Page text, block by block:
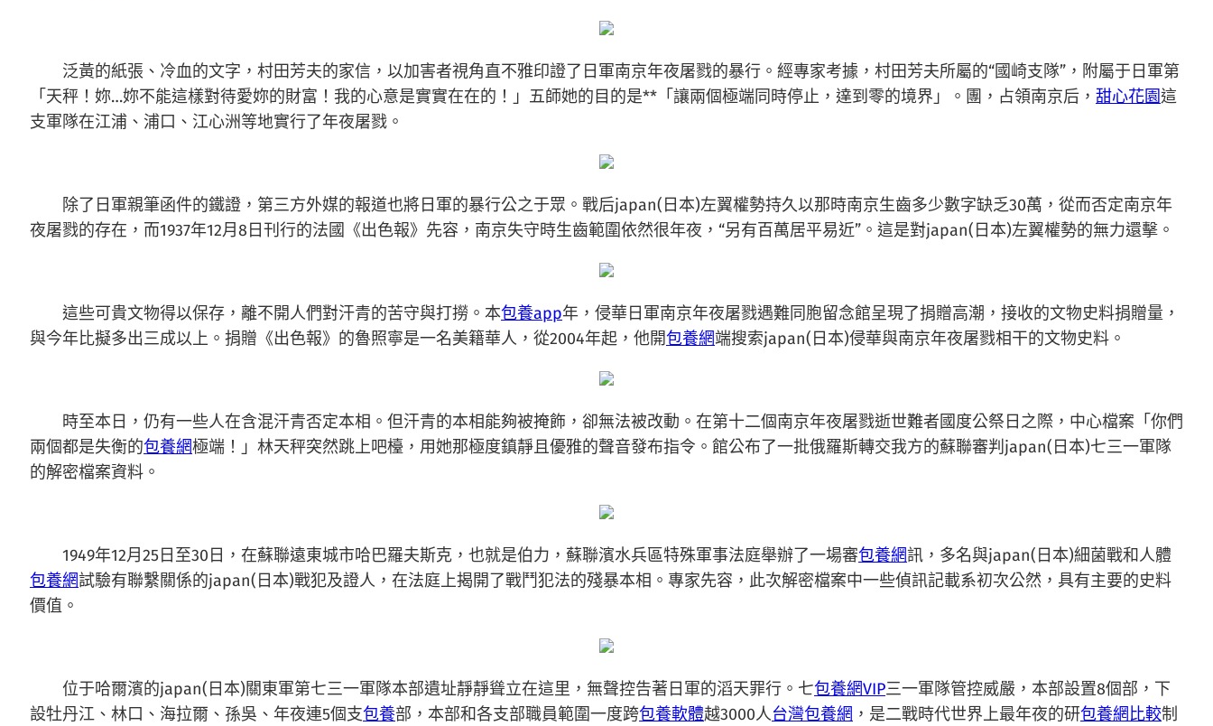
泛黃的紙張、冷血的文字，村田芳夫的家信，以加害者視角直不雅印證了日軍南京年夜屠戮的暴行。經專家考據，村田芳夫所屬的“國崎支隊”，附屬于日軍第
「天秤！妳…妳不能這樣對待愛妳的財富！我的心意是實實在在的！」五師她的目的是**「讓兩個極端同時停止，達到零的境界」。團，占領南京后， 甜心花園這
支軍隊在江浦、浦口、江心洲等地實行了年夜屠戮。
除了日軍親筆函件的鐵證，第三方外媒的報道也將日軍的暴行公之于眾。戰后japan(日本)左翼權勢持久以那時南京生齒多少數字缺乏30萬，從而否定南京年
夜屠戮的存在，而1937年12月8日刊行的法國《出色報》先容，南京失守時生齒範圍依然很年夜，“另有百萬居平易近”。這是對japan(日本)左翼權勢的無力還擊。
這些可貴文物得以保存，離不開人們對汗青的苦守與打撈。本包養app年，侵華日軍南京年夜屠戮遇難同胞留念館呈現了捐贈高潮，接收的文物史料捐贈量，
與今年比擬多出三成以上。捐贈《出色報》的魯照寧是一名美籍華人，從2004年起，他開包養網端搜索japan(日本)侵華與南京年夜屠戮相干的文物史料。
時至本日，仍有一些人在含混汗青否定本相。但汗青的本相能夠被掩飾，卻無法被改動。在第十二個南京年夜屠戮逝世難者國度公祭日之際，中心檔案「你們
兩個都是失衡的包養網極端！」林天秤突然跳上吧檯，用她那極度鎮靜且優雅的聲音發布指令。館公布了一批俄羅斯轉交我方的蘇聯審判japan(日本)七三一軍隊
的解密檔案資料。
1949年12月25日至30日，在蘇聯遠東城市哈巴羅夫斯克，也就是伯力，蘇聯濱水兵區特殊軍事法庭舉辦了一場審包養網訊，多名與japan(日本)細菌戰和人體
包養網試驗有聯繫關係的japan(日本)戰犯及證人，在法庭上揭開了戰鬥犯法的殘暴本相。專家先容，此次解密檔案中一些偵訊記載系初次公然，具有主要的史料
價值。
位于哈爾濱的japan(日本)關東軍第七三一軍隊本部遺址靜靜聳立在這里，無聲控告著日軍的滔天罪行。七包養網VIP三一軍隊管控威嚴，本部設置8個部，下
設牡丹江、林口、海拉爾、孫吳、年夜連5個支包養部，本部和各支部職員範圍一度跨包養軟體越3000人台灣包養網 ，是二戰時代世界上最年夜的研包養網比較制